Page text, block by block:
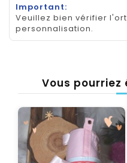
Important:
Veuillez bien vérifier
personnalisation.
Vous